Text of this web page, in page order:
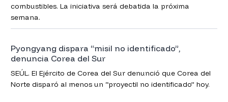
combustibles. La iniciativa será debatida la próxima
semana.
Pyongyang dispara “misil no identificado”,
denuncia Corea del Sur
SEÚL. El Ejército de Corea del Sur denunció que Corea del
Norte disparó al menos un “proyectil no identificado” hoy.